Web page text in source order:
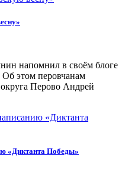
напомнил в своём блоге
Об этом перовчанам
округа Перово Андрей
«Диктанта Победы»